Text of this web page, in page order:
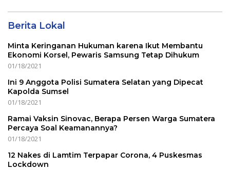
Berita Lokal
Minta Keringanan Hukuman karena Ikut Membantu
Ekonomi Korsel, Pewaris Samsung Tetap Dihukum
01/18/2021
Ini 9 Anggota Polisi Sumatera Selatan yang Dipecat
Kapolda Sumsel
01/18/2021
Ramai Vaksin Sinovac, Berapa Persen Warga Sumatera
Percaya Soal Keamanannya?
01/18/2021
12 Nakes di Lamtim Terpapar Corona, 4 Puskesmas
Lockdown